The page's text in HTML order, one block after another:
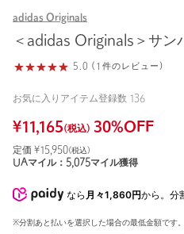
adidas Originals
＜adidas Originals＞サン
5.0 (1件のレビュー)
お気に入りアイテム登録数 136
¥11,165(税込) 30%OFF
定価 ¥15,950(税込)
UAマイル： 5,075マイル獲得
なら 月々1,860円から。分
※分割あと払いを選択した場合の最低金額です